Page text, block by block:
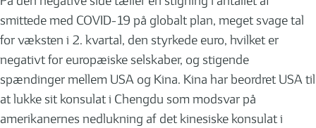
smittede med COVID-19 på globalt plan, meget svage tal
for væksten i 2. kvartal, den styrkede euro, hvilket er
negativt for europæiske selskaber, og stigende
spændinger mellem USA og Kina. Kina har beordret USA til
at lukke sit konsulat i Chengdu som modsvar på
amerikanernes nedlukning af det kinesiske konsulat i